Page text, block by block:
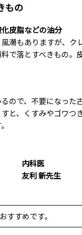
もの
皮脂などの油分
潮もありますが、ク
で落とすべきもの。
ので、不要になった
と、くすみやゴワつ
内科医
友利 新先生
すすめです。